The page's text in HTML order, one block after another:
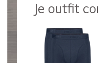
Je outfit